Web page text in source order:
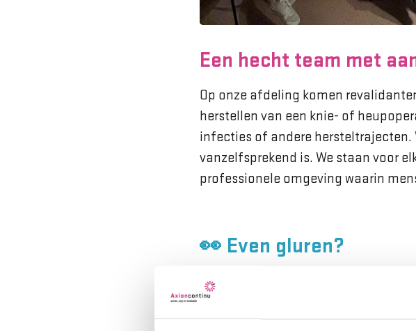
Een hecht team met
Op onze afdeling komen
herstellen van een knie- of
infecties of andere
vanzelfsprekend is. We staan voor
professionele omgeving waarin
👀 Even gluren?